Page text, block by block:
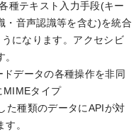
種テキスト入力手段(キー
・音声認識等を含む)を統合
になります。アクセシビ
データの各種操作を非同
MIMEタイプ
た種類のデータにAPIが対
。